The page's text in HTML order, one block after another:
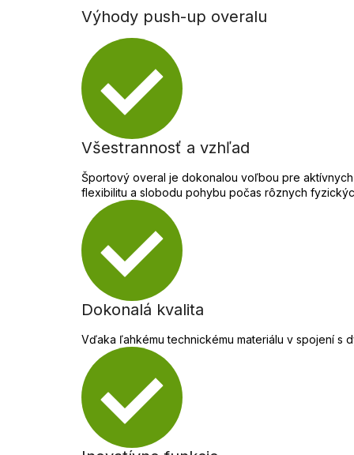
Výhody push-up overalu
Všestrannosť a vzhľad
Športový overal je dokonalou voľbou pre
flexibilitu a slobodu pohybu počas rôznych
Dokonalá kvalita
Vďaka ľahkému technickému materiálu v spojení s